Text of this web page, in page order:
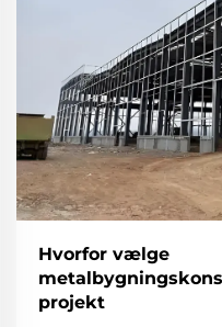
Hvorfor vælge
projekt